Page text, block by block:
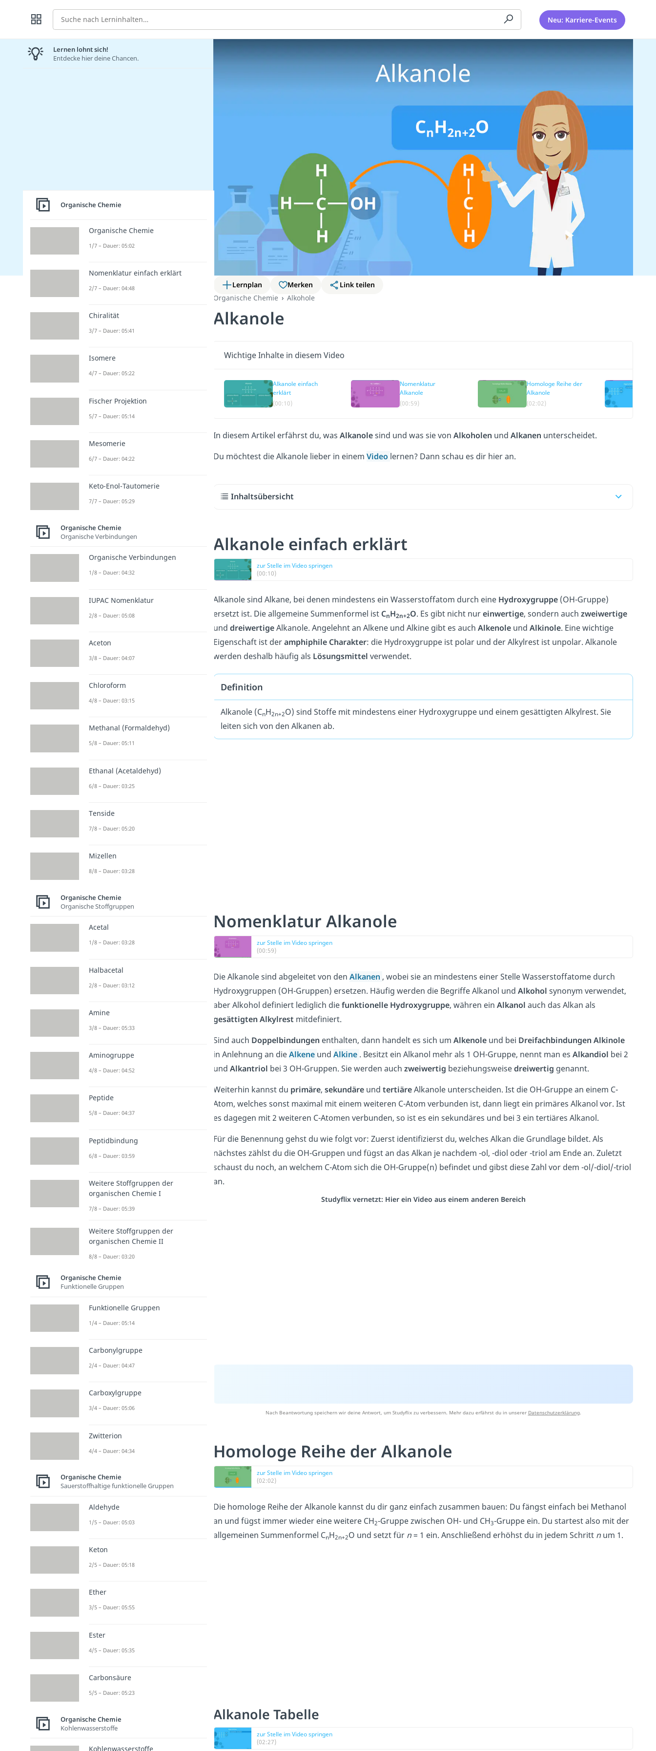
Suche Neu: Karriere-Events
Lernplan Merken
Link teilen
Organische Chemie
Alkohole
Alkanole
Wichtige Inhalte in diesem Video
Alkanole einfach
erklärt
(00:10)
Nomenklatur
Alkanole
(00:59)
Homologe Reihe der
Alkanole
(02:02)
In diesem Artikel erfährst du, was Alkanolesind und was sie von Alkoholen und Alkanen unterscheidet.
Du möchtest die Alkanole lieber in einem Video lernen? Dann schau es dir hier an.
Inhaltsübersicht
Alkanole einfach erklärt
zur Stelle im Video springen
(00:10)
Alkanole sind Alkane, bei denen mindestens ein Wasserstoffatom durch eine Hydroxygruppe (OH-Gruppe)
ersetzt ist. Die allgemeine Summenformel ist CnH2n+2O. Es gibt nicht nureinwertige, sondern auch zweiwertige
und dreiwertigeAlkanole. Angelehnt an Alkene und Alkine gibt es auch Alkenole und Alkinole. Eine wichtige
Eigenschaft ist deramphiphile Charakter: die Hydroxygruppe ist polar und der Alkylrest ist unpolar. Alkanole
werden deshalb häufig als Lösungsmittel verwendet.
Definition
Alkanole (CnH2n+2O) sind Stoffe mit mindestens einer Hydroxygruppe und einem gesättigten Alkylrest. Sie
leiten sich von den Alkanen ab.
Nomenklatur Alkanole
zur Stelle im Video springen
(00:59)
Die Alkanole sind abgeleitet von den Alkanen , wobei sie an mindestens einer Stelle Wasserstoffatome durch
Hydroxygruppen (OH-Gruppen) ersetzen. Häufig werden die Begriffe Alkanol und Alkohol synonym verwendet,
aber Alkohol definiert lediglich diefunktionelle Hydroxygruppe, währen ein Alkanol auch das Alkan als
gesättigten Alkylrest mitdefiniert.
Sind auch Doppelbindungen enthalten, dann handelt es sich um Alkenole und bei Dreifachbindungen Alkinole
in Anlehnung an dieAlkene und Alkine . Besitzt ein Alkanol mehr als 1 OH-Gruppe, nennt man es Alkandiol bei 2
und Alkantriol bei 3 OH-Gruppen. Sie werden auch zweiwertig beziehungsweisedreiwertig genannt.
Weiterhin kannst du primäre, sekundäre und tertiäreAlkanole unterscheiden. Ist die OH-Gruppe an einem C-
Atom, welches sonst maximal mit einem weiteren C-Atom verbunden ist, dann liegt ein primäres Alkanol vor. Ist
es dagegen mit 2 weiteren C-Atomen verbunden, so ist es ein sekundäres und bei 3 ein tertiäres Alkanol.
Für die Benennung gehst du wie folgt vor: Zuerst identifizierst du, welches Alkan die Grundlage bildet. Als
nächstes zählst du die OH-Gruppen und fügst an das Alkan je nachdem -ol, -diol oder -triol am Ende an. Zuletzt
schaust du noch, an welchem C-Atom sich die OH-Gruppe(n) befindet und gibst diese Zahl vor dem -ol/-diol/-triol
an.
Studyflix vernetzt: Hier ein Video aus einem anderen Bereich
Nach Beantwortung speichern wir deine Antwort, um Studyflix zu verbessern. Mehr dazu erfährst du in unserer Datenschutzerklärung.
Homologe Reihe der Alkanole
zur Stelle im Video springen
(02:02)
Die homologe Reihe der Alkanole kannst du dir ganz einfach zusammen bauen: Du fängst einfach bei Methanol
an und fügst immer wieder eine weitere CH2-Gruppe zwischen OH- und CH3-Gruppe ein. Du startest also mit der
allgemeinen Summenformel CnH2n+2O und setzt für n= 1 ein. Anschließend erhöhst du in jedem Schritt n um 1.
Alkanole Tabelle
zur Stelle im Video springen
(02:27)
Lernen lohnt sich!
Entdecke hier deine Chancen.
Organische Chemie
Organische Chemie
1/7 – Dauer: 05:02
Nomenklatur einfach erklärt
2/7 – Dauer: 04:48
Chiralität
3/7 – Dauer: 05:41
Isomere
4/7 – Dauer: 05:22
Fischer Projektion
5/7 – Dauer: 05:14
Mesomerie
6/7 – Dauer: 04:22
Keto-Enol-Tautomerie
7/7 – Dauer: 05:29
Organische Chemie
Organische Verbindungen
Organische Verbindungen
1/8 – Dauer: 04:32
IUPAC Nomenklatur
2/8 – Dauer: 05:08
Aceton
3/8 – Dauer: 04:07
Chloroform
4/8 – Dauer: 03:15
Methanal (Formaldehyd)
5/8 – Dauer: 05:11
Ethanal (Acetaldehyd)
6/8 – Dauer: 03:25
Tenside
7/8 – Dauer: 05:20
Mizellen
8/8 – Dauer: 03:28
Organische Chemie
Organische Stoffgruppen
Acetal
1/8 – Dauer: 03:28
Halbacetal
2/8 – Dauer: 03:12
Amine
3/8 – Dauer: 05:33
Aminogruppe
4/8 – Dauer: 04:52
Peptide
5/8 – Dauer: 04:37
Peptidbindung
6/8 – Dauer: 03:59
Weitere Stoffgruppen der
organischen Chemie I
7/8 – Dauer: 05:39
Weitere Stoffgruppen der
organischen Chemie II
8/8 – Dauer: 03:20
Organische Chemie
Funktionelle Gruppen
Funktionelle Gruppen
1/4 – Dauer: 05:14
Carbonylgruppe
2/4 – Dauer: 04:47
Carboxylgruppe
3/4 – Dauer: 05:06
Zwitterion
4/4 – Dauer: 04:34
Organische Chemie
Sauerstoffhaltige funktionelle Gruppen
Aldehyde
1/5 – Dauer: 05:03
Keton
2/5 – Dauer: 05:18
Ether
3/5 – Dauer: 05:55
Ester
4/5 – Dauer: 05:35
Carbonsäure
5/5 – Dauer: 05:23
Organische Chemie
Kohlenwasserstoffe
Kohlenwasserstoffe